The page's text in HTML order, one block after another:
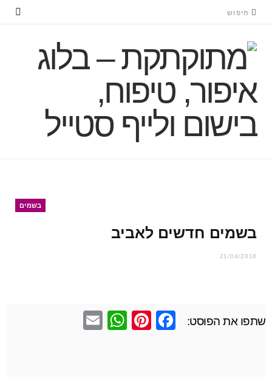
בשמים
בשמים חדשים לאביב
21/04/2016
שתפו את הפוסט:
F
Pi
W